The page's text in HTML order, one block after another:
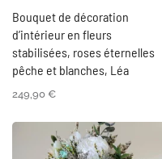
Bouquet de décoration
d’intérieur en fleurs
stabilisées, roses éternelles
pêche et blanches, Léa
249,90 €